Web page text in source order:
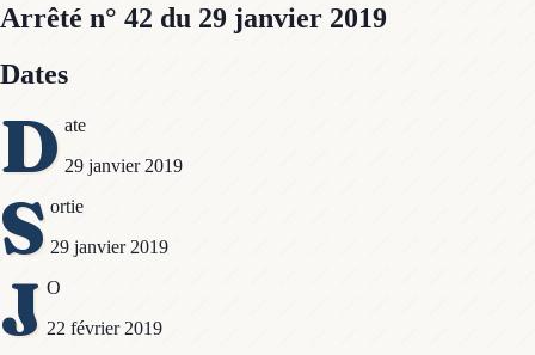
Arrêté n° 42 du 29 janvier 2019
Dates
D ate
29 janvier 2019
S ortie
29 janvier 2019
J O
22 février 2019